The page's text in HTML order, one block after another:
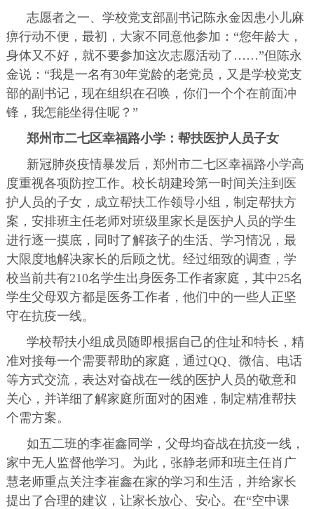
志愿者之一、学校党支部副书记陈永金因患小儿麻
痹行动不便，最初，大家不同意他参加：“您年龄大，
身体又不好，就不要参加这次志愿活动了……”但陈永
金说：“我是一名有30年党龄的老党员，又是学校党支
部的副书记，现在组织在召唤，你们一个个在前面冲
锋，我怎能坐得住呢？”
郑州市二七区幸福路小学：帮扶医护人员子女
新冠肺炎疫情暴发后，郑州市二七区幸福路小学高
度重视各项防控工作。校长胡建玲第一时间关注到医
护人员的子女，成立帮扶工作领导小组，制定帮扶方
案，安排班主任老师对班级里家长是医护人员的学生
进行逐一摸底，同时了解孩子的生活、学习情况，最
大限度地解决家长的后顾之忧。经过细致的调查，学
校当前共有210名学生出身医务工作者家庭，其中25名
学生父母双方都是医务工作者，他们中的一些人正坚
守在抗疫一线。
学校帮扶小组成员随即根据自己的住址和特长，精
准对接每一个需要帮助的家庭，通过QQ、微信、电话
等方式交流，表达对奋战在一线的医护人员的敬意和
关心，并详细了解家庭所面对的困难，制定精准帮扶
个需方案。
如五二班的李崔鑫同学，父母均奋战在抗疫一线，
家中无人监督他学习。为此，张静老师和班主任肖广
慧老师重点关注李崔鑫在家的学习和生活，并给家长
提出了合理的建议，让家长放心、安心。在“空中课